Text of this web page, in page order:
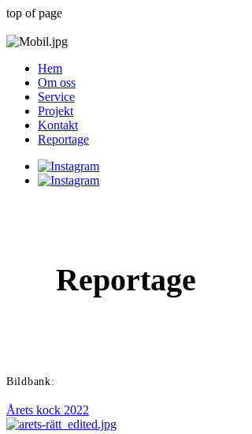
top of page
Hem
Om oss
Service
Projekt
Kontakt
Reportage
Reportage
Bildbank:
Årets kock 2022